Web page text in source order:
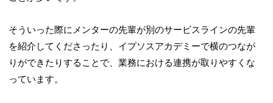
そういった際にメンターの先輩が別のサービスラインの先輩
を紹介してくださったり、イプソスアカデミーで横のつなが
りができたりすることで、業務における連携が取りやすくな
っています。